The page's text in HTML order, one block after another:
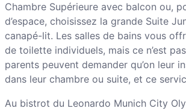
Chambre Supérieure avec balcon ou,
d’espace, choisissez la grande Suite
canapé-lit. Les salles de bains vous
de toilette individuels, mais ce n’est
parents peuvent demander qu’on leur
dans leur chambre ou suite, et ce
Au bistrot du Leonardo Munich City